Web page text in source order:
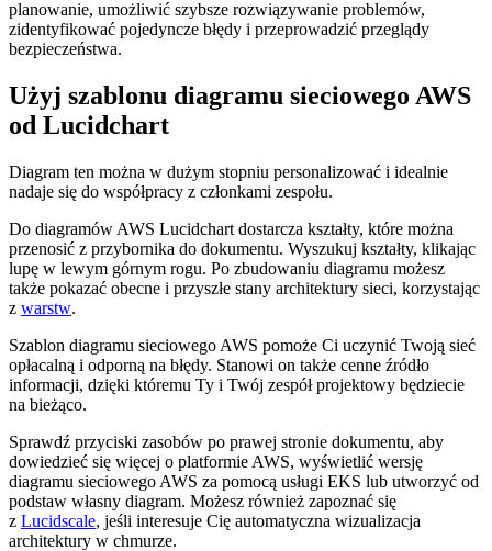
planowanie, umożliwić szybsze rozwiązywanie problemów,
zidentyfikować pojedyncze błędy i przeprowadzić przeglądy
bezpieczeństwa.
Użyj szablonu diagramu sieciowego AWS
od Lucidchart
Diagram ten można w dużym stopniu personalizować i idealnie
nadaje się do współpracy z członkami zespołu.
Do diagramów AWS Lucidchart dostarcza kształty, które można
przenosić z przybornika do dokumentu. Wyszukuj kształty, klikając
lupę w lewym górnym rogu. Po zbudowaniu diagramu możesz
także pokazać obecne i przyszłe stany architektury sieci, korzystając
z warstw.
Szablon diagramu sieciowego AWS pomoże Ci uczynić Twoją sieć
opłacalną i odporną na błędy. Stanowi on także cenne źródło
informacji, dzięki któremu Ty i Twój zespół projektowy będziecie
na bieżąco.
Sprawdź przyciski zasobów po prawej stronie dokumentu, aby
dowiedzieć się więcej o platformie AWS, wyświetlić wersję
diagramu sieciowego AWS za pomocą usługi EKS lub utworzyć od
podstaw własny diagram. Możesz również zapoznać się
z Lucidscale, jeśli interesuje Cię automatyczna wizualizacja
architektury w chmurze.